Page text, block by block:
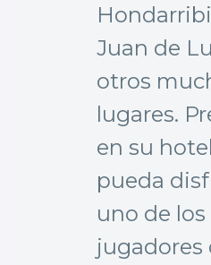
Juan de
otros
lugares.
en su
pueda
uno de
jugadores